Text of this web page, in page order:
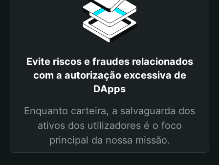
Evite riscos e fraudes relacionados
com a autorização excessiva de
DApps
Enquanto carteira, a salvaguarda dos
ativos dos utilizadores é o foco
principal da nossa missão.